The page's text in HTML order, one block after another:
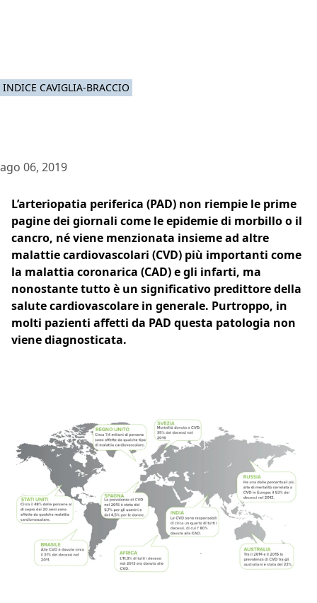
INDICE CAVIGLIA-BRACCIO
ago 06, 2019
L’arteriopatia periferica (PAD) non riempie le prime
pagine dei giornali come le epidemie di morbillo o il
cancro, né viene menzionata insieme ad altre
malattie cardiovascolari (CVD) più importanti come
la malattia coronarica (CAD) e gli infarti, ma
nonostante tutto è un significativo predittore della
salute cardiovascolare in generale. Purtroppo, in
molti pazienti affetti da PAD questa patologia non
viene diagnosticata.